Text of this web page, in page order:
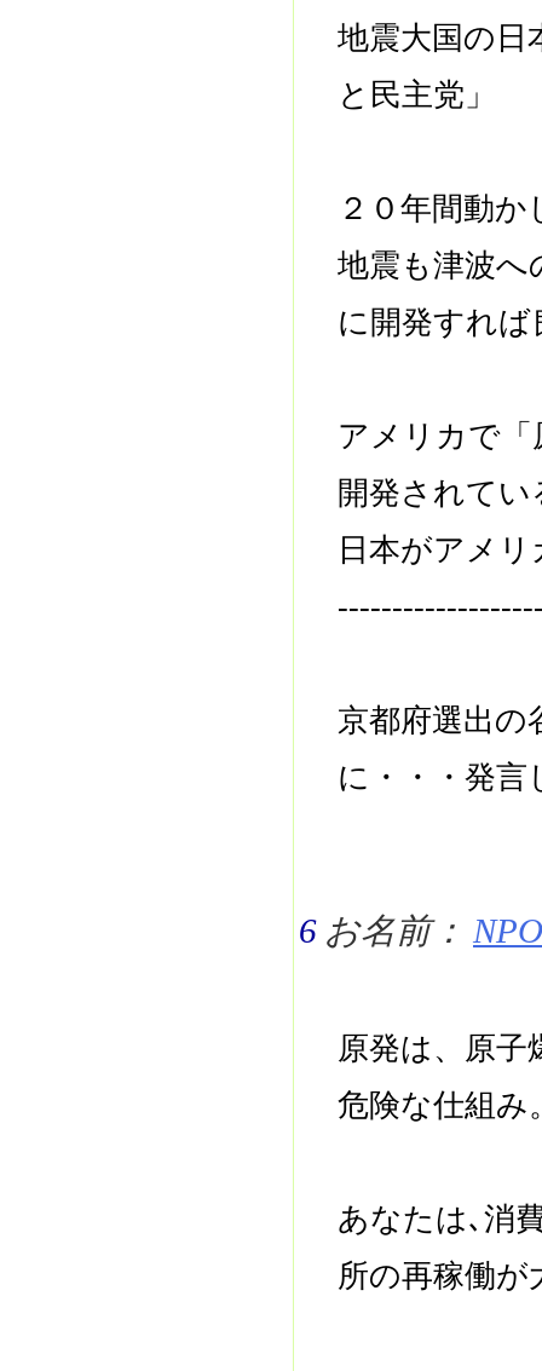
地震大国の
と民主党」
２０年間動
地震も津波
に開発すれば
アメリカで
開発されて
日本がアメ
京都府選出の
に・・・発言
6 お名前：
原発は、原
危険な仕組み
あなたは､消
所の再稼働が